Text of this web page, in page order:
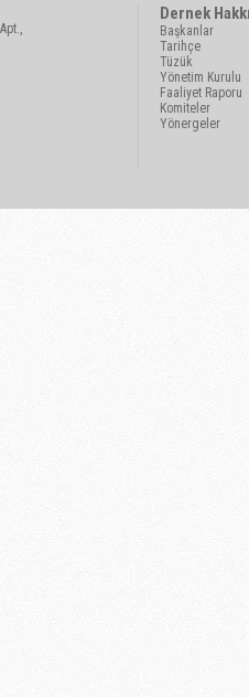
Dernek
Başkanlar
Tarihçe
Tüzük
Yönetim Kurulu
Faaliyet Raporu
Komiteler
Yönergeler